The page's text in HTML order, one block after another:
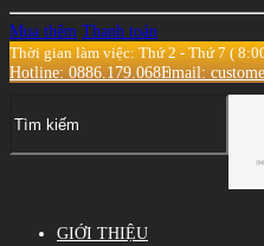
Mua thêm Thanh toán
Thời gian làm việc: Thứ 2 - Thứ 7 (
Hotline: 0886.179.068Email:
GIỚI THIỆU